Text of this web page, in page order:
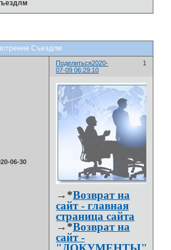
Съездлм
Поделиться 1
2020-
07-09 06:29:10
06-30
→*Возврат на
сайт - главная
страница сайта
→*Возврат на
сайт -